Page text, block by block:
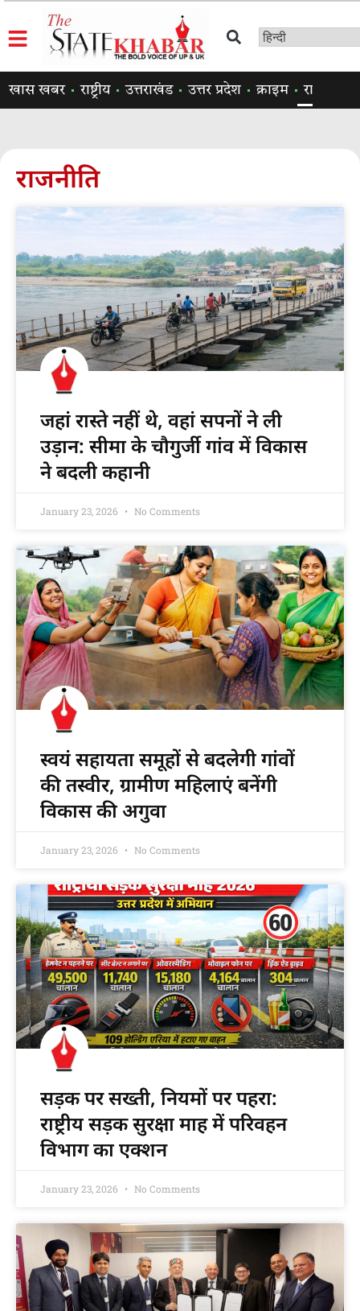
खास खबर राष्ट्रीय उत्तराखंड उत्तर प्रदेश क्राइम राजनीति
राजनीति
जहां रास्ते नहीं थे, वहां सपनों ने ली
उड़ान: सीमा के चौगुर्जी गांव में विकास
ने बदली कहानी
January 23, 2026 No Comments
स्वयं सहायता समूहों से बदलेगी गांवों
की तस्वीर, ग्रामीण महिलाएं बनेंगी
विकास की अगुवा
January 23, 2026 No Comments
सड़क पर सख्ती, नियमों पर पहरा:
राष्ट्रीय सड़क सुरक्षा माह में परिवहन
विभाग का एक्शन
January 23, 2026 No Comments